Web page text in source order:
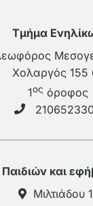
Τμήμα
Χολαργός 155
1ος όροφος
Παιδιών και
Μιλτιάδου